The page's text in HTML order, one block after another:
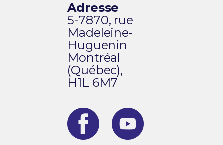
Adresse
5-7870, rue
Madeleine-
Huguenin
Montréal
(Québec),
H1L 6M7